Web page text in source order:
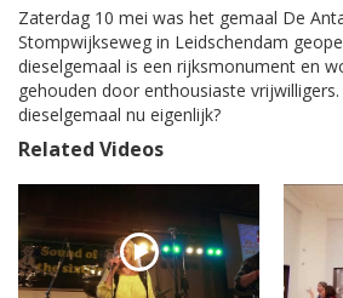
Zaterdag 10 mei was het gemaal De
Stompwijkseweg in Leidschendam
dieselgemaal is een rijksmonument en
gehouden door enthousiaste
dieselgemaal nu eigenlijk?
Related Videos